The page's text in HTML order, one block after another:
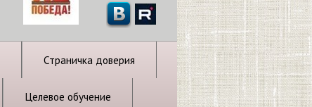
Страничка доверия
Целевое обучение